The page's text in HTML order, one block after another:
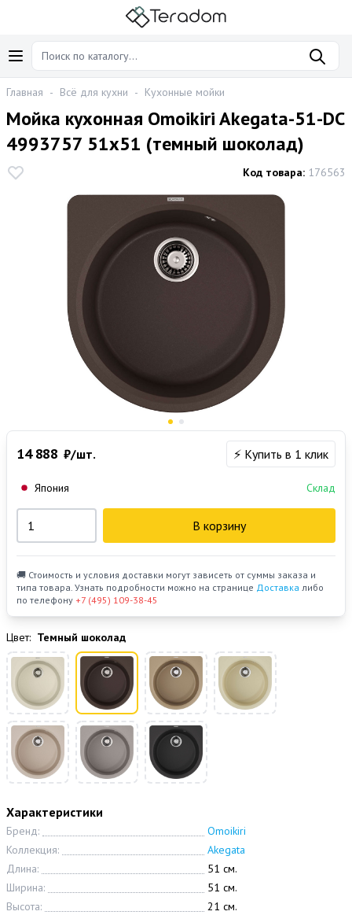
Главная - Всё для кухни - Кухонные мойки
Мойка кухонная Omoikiri Akegata-51-DC
4993757 51x51 (темный шоколад)
Код товара: 176563
Характеристики
Бренд:
Omoikiri
Коллекция:
Akegata
Длина:
51 см.
Ширина:
51 см.
Высота:
21 см.
14 888 ₽/шт. ⚡ Купить в 1 клик
Япония Склад
В корзину
🚚 Стоимость и условия доставки могут зависеть от суммы заказа и
типа товара. Узнать подробности можно на странице Доставка либо
по телефону +7 (495) 109-38-45
Цвет: Темный шоколад